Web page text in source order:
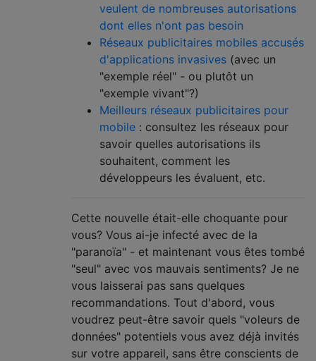
veulent de nombreuses autorisations
dont elles n'ont pas besoin
Réseaux publicitaires mobiles accusés
d'applications invasives (avec un
"exemple réel" - ou plutôt un
"exemple vivant"?)
Meilleurs réseaux publicitaires pour
mobile : consultez les réseaux pour
savoir quelles autorisations ils
souhaitent, comment les
développeurs les évaluent, etc.
Cette nouvelle était-elle choquante pour
vous? Vous ai-je infecté avec de la
"paranoïa" - et maintenant vous êtes tombé
"seul" avec vos mauvais sentiments? Je ne
vous laisserai pas sans quelques
recommandations. Tout d'abord, vous
voudrez peut-être savoir quels "voleurs de
données" potentiels vous avez déjà invités
sur votre appareil, sans être conscients de